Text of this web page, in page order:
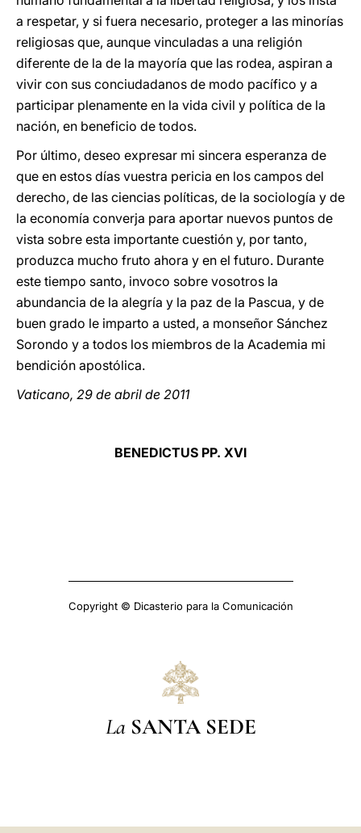
a respetar, y si fuera necesario, proteger a las minorías
religiosas que, aunque vinculadas a una religión
diferente de la de la mayoría que las rodea, aspiran a
vivir con sus conciudadanos de modo pacífico y a
participar plenamente en la vida civil y política de la
nación, en beneficio de todos.
Por último, deseo expresar mi sincera esperanza de
que en estos días vuestra pericia en los campos del
derecho, de las ciencias políticas, de la sociología y de
la economía converja para aportar nuevos puntos de
vista sobre esta importante cuestión y, por tanto,
produzca mucho fruto ahora y en el futuro. Durante
este tiempo santo, invoco sobre vosotros la
abundancia de la alegría y la paz de la Pascua, y de
buen grado le imparto a usted, a monseñor Sánchez
Sorondo y a todos los miembros de la Academia mi
bendición apostólica.
Vaticano, 29 de abril de 2011
BENEDICTUS PP. XVI
Copyright © Dicasterio para la Comunicación
La SANTA SEDE